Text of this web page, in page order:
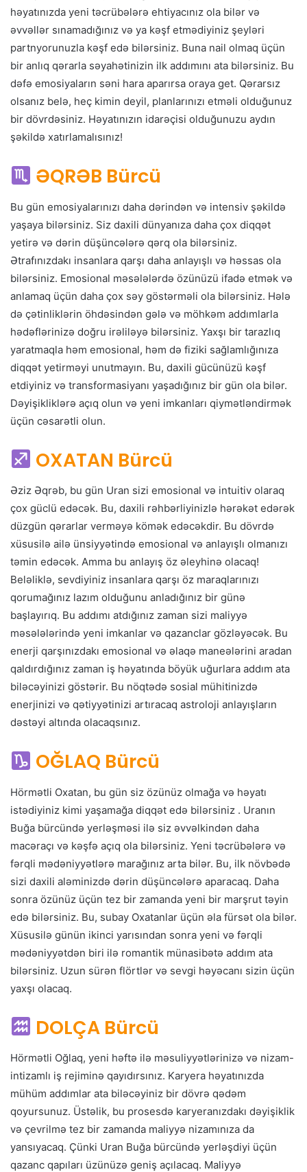
həyatınızda yeni təcrübələrə ehtiyacınız ola bilər və
əvvəllər sınamadığınız və ya kəşf etmədiyiniz şeyləri
partnyorunuzla kəşf edə bilərsiniz. Buna nail olmaq üçün
bir anlıq qərarla səyahətinizin ilk addımını ata bilərsiniz. Bu
dəfə emosiyaların səni hara aparırsa oraya get. Qərarsız
olsanız belə, heç kimin deyil, planlarınızı etməli olduğunuz
bir dövrdəsiniz. Həyatınızın idarəçisi olduğunuzu aydın
şəkildə xatırlamalısınız!
ƏQRƏB Bürcü
Bu gün emosiyalarınızı daha dərindən və intensiv şəkildə
yaşaya bilərsiniz. Siz daxili dünyanıza daha çox diqqət
yetirə və dərin düşüncələrə qərq ola bilərsiniz.
Ətrafınızdakı insanlara qarşı daha anlayışlı və həssas ola
bilərsiniz. Emosional məsələlərdə özünüzü ifadə etmək və
anlamaq üçün daha çox səy göstərməli ola bilərsiniz. Hələ
də çətinliklərin öhdəsindən gələ və möhkəm addımlarla
hədəflərinizə doğru irəliləyə bilərsiniz. Yaxşı bir tarazlıq
yaratmaqla həm emosional, həm də fiziki sağlamlığınıza
diqqət yetirməyi unutmayın. Bu, daxili gücünüzü kəşf
etdiyiniz və transformasiyanı yaşadığınız bir gün ola bilər.
Dəyişikliklərə açıq olun və yeni imkanları qiymətləndirmək
üçün cəsarətli olun.
OXATAN Bürcü
Əziz Əqrəb, bu gün Uran sizi emosional və intuitiv olaraq
çox güclü edəcək. Bu, daxili rəhbərliyinizlə hərəkət edərək
düzgün qərarlar verməyə kömək edəcəkdir. Bu dövrdə
xüsusilə ailə ünsiyyətində emosional və anlayışlı olmanızı
təmin edəcək. Amma bu anlayış öz əleyhinə olacaq!
Beləliklə, sevdiyiniz insanlara qarşı öz maraqlarınızı
qorumağınız lazım olduğunu anladığınız bir günə
başlayırıq. Bu addımı atdığınız zaman sizi maliyyə
məsələlərində yeni imkanlar və qazanclar gözləyəcək. Bu
enerji qarşınızdakı emosional və əlaqə maneələrini aradan
qaldırdığınız zaman iş həyatında böyük uğurlara addım ata
biləcəyinizi göstərir. Bu nöqtədə sosial mühitinizdə
enerjinizi və qətiyyətinizi artıracaq astroloji anlayışların
dəstəyi altında olacaqsınız.
OĞLAQ Bürcü
Hörmətli Oxatan, bu gün siz özünüz olmağa və həyatı
istədiyiniz kimi yaşamağa diqqət edə bilərsiniz . Uranın
Buğa bürcündə yerləşməsi ilə siz əvvəlkindən daha
macəraçı və kəşfə açıq ola bilərsiniz. Yeni təcrübələrə və
fərqli mədəniyyətlərə marağınız arta bilər. Bu, ilk növbədə
sizi daxili aləminizdə dərin düşüncələrə aparacaq. Daha
sonra özünüz üçün tez bir zamanda yeni bir marşrut təyin
edə bilərsiniz. Bu, subay Oxatanlar üçün əla fürsət ola bilər.
Xüsusilə günün ikinci yarısından sonra yeni və fərqli
mədəniyyətdən biri ilə romantik münasibətə addım ata
bilərsiniz. Uzun sürən flörtlər və sevgi həyəcanı sizin üçün
yaxşı olacaq.
DOLÇA Bürcü
Hörmətli Oğlaq, yeni həftə ilə məsuliyyətlərinizə və nizam-
intizamlı iş rejiminə qayıdırsınız. Karyera həyatınızda
mühüm addımlar ata biləcəyiniz bir dövrə qədəm
qoyursunuz. Üstəlik, bu prosesdə karyeranızdakı dəyişiklik
və çevrilmə tez bir zamanda maliyyə nizamınıza da
yansıyacaq. Çünki Uran Buğa bürcündə yerləşdiyi üçün
qazanc qapıları üzünüzə geniş açılacaq. Maliyyə